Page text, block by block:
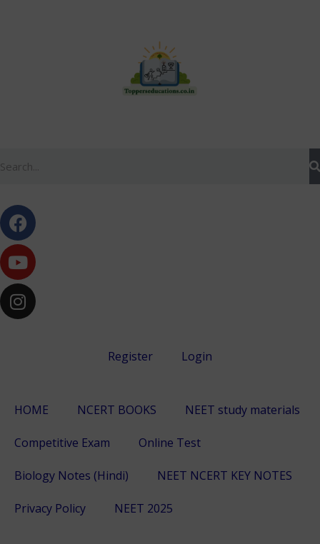
Register Login
HOME NCERT BOOKS NEET study materials
Competitive Exam Online Test
Biology Notes (Hindi) NEET NCERT KEY NOTES
Privacy Policy NEET 2025
scrollbar-track { border-radius: 10px; background:
radius: 50px; background: #dfdbdb }